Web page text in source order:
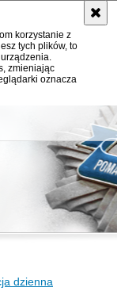
korzystanie z
tych plików, to
zmieniając
oznacza
dzienna